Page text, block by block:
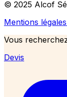
© 2025 Alcof
Mentions légales
Vous
Devis